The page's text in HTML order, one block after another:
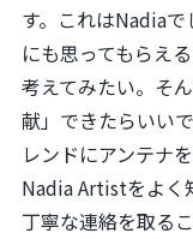
す。これはNadia
にも思ってもらえ
考えてみたい。そ
献」できたらいい
レンドにアンテナ
Nadia Artistをよく
丁寧な連絡を取る